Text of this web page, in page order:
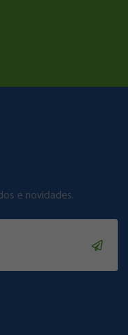
e novidades.